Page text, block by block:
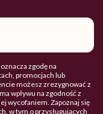
zgodę na
promocjach lub
możesz zrezygnować z
wpływu na zgodność z
wycofaniem. Zapoznaj się
w tym o przysługujących